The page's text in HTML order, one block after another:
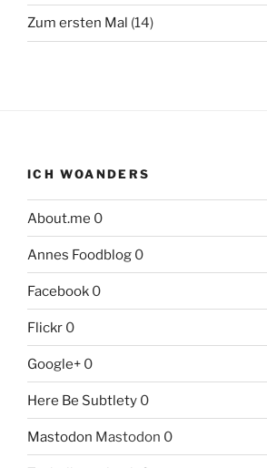
Zum ersten Mal (14)
ICH WOANDERS
About.me 0
Annes Foodblog 0
Facebook 0
Flickr 0
Google+ 0
Here Be Subtlety 0
Mastodon Mastodon 0